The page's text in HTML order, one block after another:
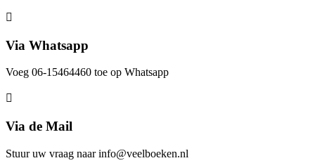
Via Whatsapp
Voeg 06-15464460 toe op Whatsapp
Via de Mail
Stuur uw vraag naar info@veelboeken.nl